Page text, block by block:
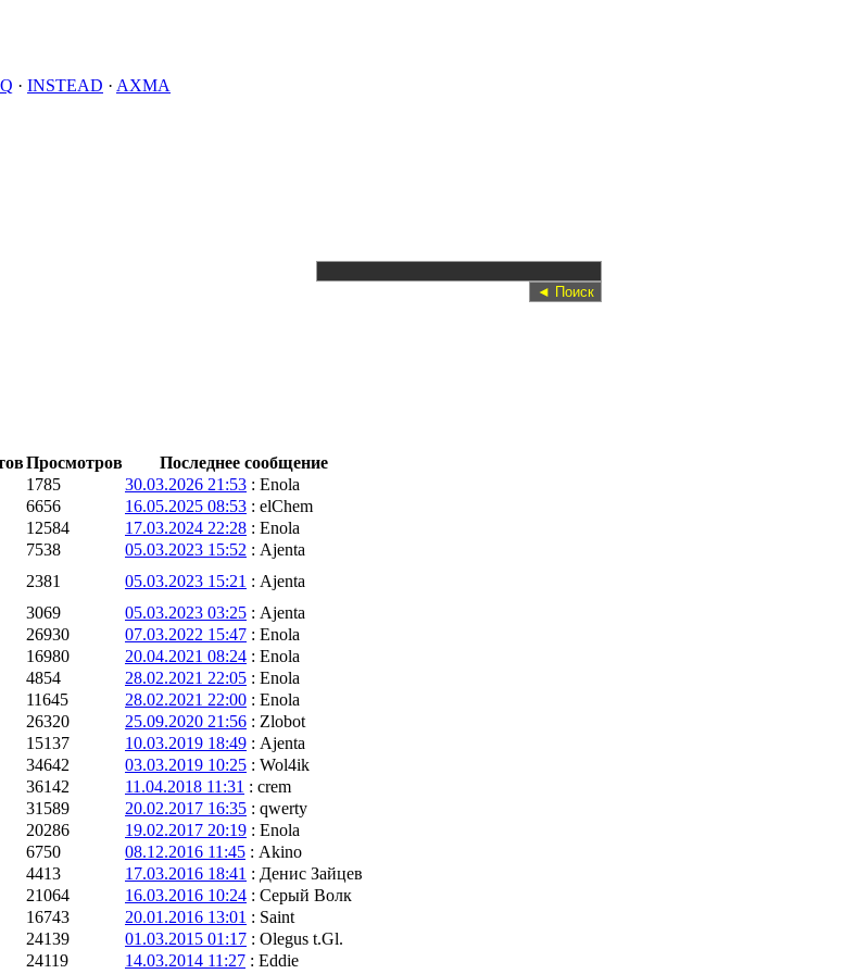
· INSTEAD · AXMA
Просмотров
Последнее сообщение
1785 30.03.2026 21:53 : Enola
6656 16.05.2025 08:53 : elChem
12584 17.03.2024 22:28 : Enola
7538 05.03.2023 15:52 : Ajenta
2381 05.03.2023 15:21 : Ajenta
3069 05.03.2023 03:25 : Ajenta
26930 07.03.2022 15:47 : Enola
16980 20.04.2021 08:24 : Enola
4854 28.02.2021 22:05 : Enola
11645 28.02.2021 22:00 : Enola
26320 25.09.2020 21:56 : Zlobot
15137 10.03.2019 18:49 : Ajenta
34642 03.03.2019 10:25 : Wol4ik
36142 11.04.2018 11:31 : crem
31589 20.02.2017 16:35 : qwerty
20286 19.02.2017 20:19 : Enola
6750 08.12.2016 11:45 : Akino
4413 17.03.2016 18:41 : Денис Зайцев
21064 16.03.2016 10:24 : Серый Волк
16743 20.01.2016 13:01 : Saint
24139 01.03.2015 01:17 : Olegus t.Gl.
24119 14.03.2014 11:27 : Eddie